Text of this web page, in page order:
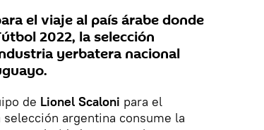
el viaje al país árabe donde
2022, la selección
yerbatera nacional
de Lionel Scaloni para el
argentina consume la